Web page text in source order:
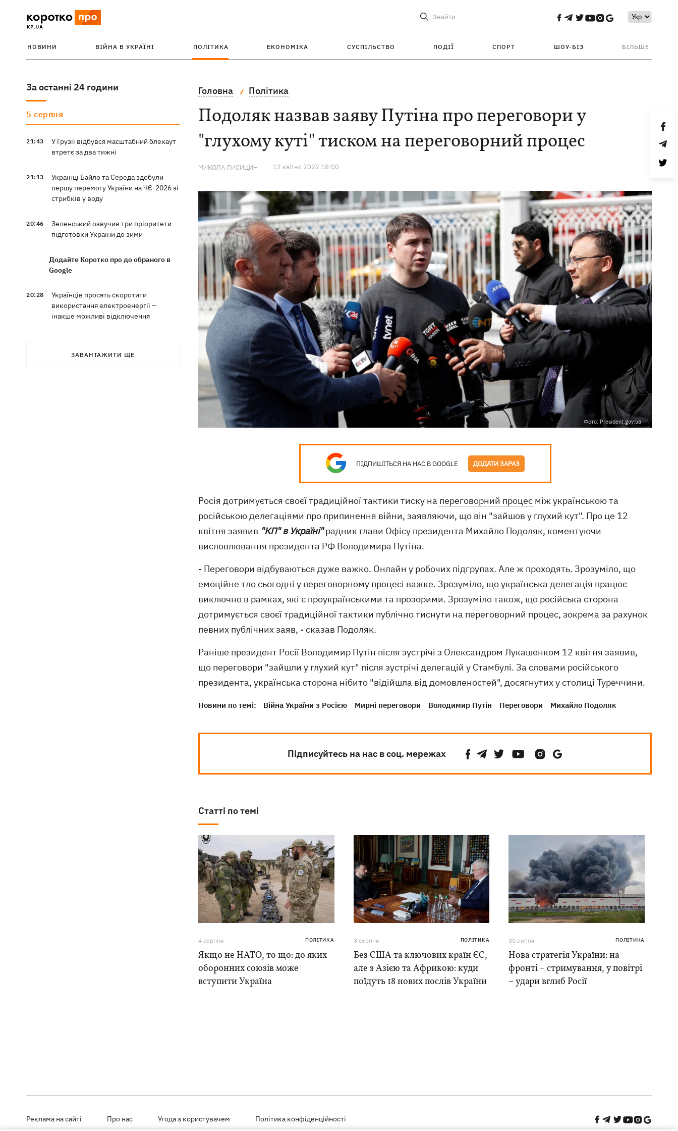
Знайти
НОВИНИ ВІЙНА В УКРАЇНІ ПОЛІТИКА ЕКОНОМІКА СУСПІЛЬСТВО ПОДІЇ СПОРТ ШОУ-БІЗ БІЛЬШЕ
За останні 24 години
5 серпня
21:43
У Грузії відбувся масштабний блекаут
втретє за два тижні
21:13
Українці Байло та Середа здобули
першу перемогу України на ЧЄ-2026 зі
стрибків у воду
20:46
Зеленський озвучив три пріоритети
підготовки України до зими
Додайте Коротко про до обраного в
Google
20:28
Українців просять скоротити
використання електроенергії –
інакше можливі відключення
блискавки просто на полі
ЗАВАНТАЖИТИ ЩЕ
Головна Політика
Подоляк назвав заяву Путіна про переговори у
"глухому куті" тиском на переговорний процес
МИКОЛА ЛИСИЦИН 12 квiтня 2022 18:00
Фото: President.gov.ua
ПІДПИШІТЬСЯ НА НАС В GOOGLE ДОДАТИ ЗАРАЗ
Росія дотримується своєї традиційної тактики тиску на переговорний процес між українською та
російською делегаціями про припинення війни, заявляючи, що він "зайшов у глухий кут". Про це 12
квітня заявив "КП" в Україні"радник глави Офісу президента Михайло Подоляк, коментуючи
висловлювання президента РФ Володимира Путіна.
- Переговори відбуваються дуже важко. Онлайн у робочих підгрупах. Але ж проходять. Зрозуміло, що
емоційне тло сьогодні у переговорному процесі важке. Зрозуміло, що українська делегація працює
виключно в рамках, які є проукраїнськими та прозорими. Зрозуміло також, що російська сторона
дотримується своєї традиційної тактики публічно тиснути на переговорний процес, зокрема за рахунок
певних публічних заяв, - сказав Подоляк.
Раніше президент Росії Володимир Путін після зустрічі з Олександром Лукашенком 12 квітня заявив,
що переговори "зайшли у глухий кут" після зустрічі делегацій у Стамбулі. За словами російського
президента, українська сторона нібито "відійшла від домовленостей", досягнутих у столиці Туреччини.
Новини по темі: Війна України з Росією Мирні переговори Володимир Путін Переговори Михайло Подоляк
Підписуйтесь на нас в соц. мережах
Статті по темі
4 серпня ПОЛІТИКА
Якщо не НАТО, то що: до яких
оборонних союзів може
вступити Україна
3 серпня ПОЛІТИКА
Без США та ключових країн ЄС,
але з Азією та Африкою: куди
поїдуть 18 нових послів України
30 липня ПОЛІТИКА
Нова стратегія України: на
фронті – стримування, у повітрі
– удари вглиб Росії
Реклама на сайті Про нас Угода з користувачем Політика конфіденційності